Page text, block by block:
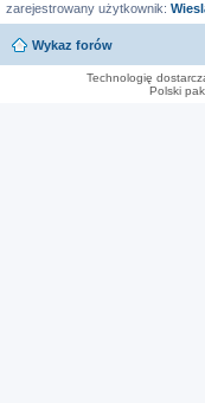
zarejestrowany użytkownik:
Wykaz forów
Technologię
Polski